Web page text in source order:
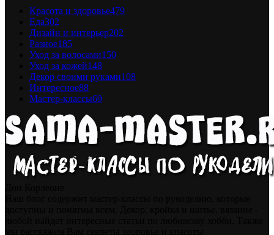
Красота и здоровье479
Еда302
Дизайн и интерьер202
Разное185
Уход за волосами150
Уход за кожей148
Декор своими руками108
Интересное88
Мастер-классы69